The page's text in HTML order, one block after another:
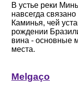
В устье реки
навсегда
Каминья, чей
рождении
вина - основные
места.
Melgaço